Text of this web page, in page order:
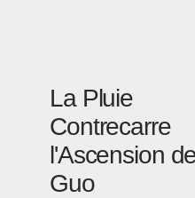
La Pluie
Contrecarre
l'Ascension
Guo